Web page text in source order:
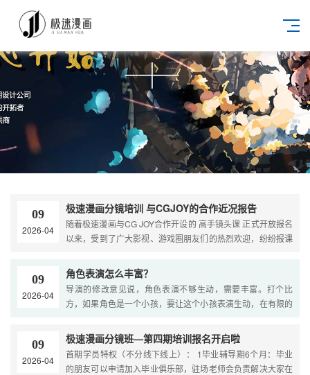
09
2026-04
极速漫画分镜培训 与CGJOY的合作近况报告
随着极速漫画与CG JOY合作开设的 高手镜头课 正式开放报名
以来，受到了广大影视、游戏圈朋友们的热烈欢迎，纷纷报课
09
2026-04
角色表演怎么丰富？
导演的修改意见说，角色表演不够生动，需要丰富。打个比
方，如果角色是一个小孩，要让这个小孩表演生动，在有限的
这
09
2026-04
极速漫画分镜班—第四期培训报名开启啦
首期学员特权（不分线下线上）： 1毕业辅导期6个月：毕业
的朋友可以申请加入毕业俱乐部，驻场老师会负责解决大家在